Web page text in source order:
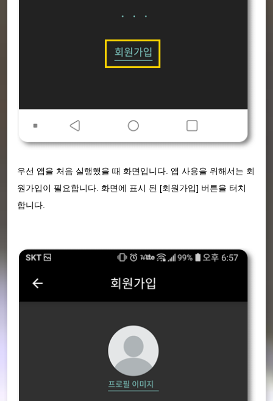
우선 앱을 처음 실행했을 때 화면입니다. 앱 사용을 위해서는 회
원가입이 필요합니다. 화면에 표시 된 [회원가입] 버튼을 터치
합니다.